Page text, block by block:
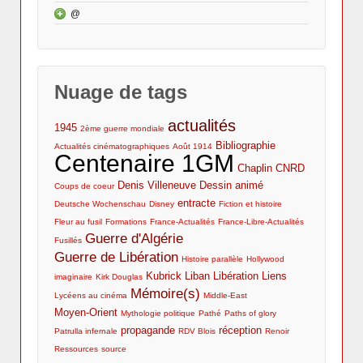
Cinéma et 1GM : bibliographie
@
Nuage de tags
1945 2ème guerre mondiale actualités
Actualités cinématographiques Août 1914 Bibliographie
Centenaire 1GM Chaplin CNRD
Coups de coeur Denis Villeneuve Dessin animé
Deutsche Wochenschau Disney entracte Fiction et histoire
Fleur au fusil Formations France-Actualités France-Libre-Actualités
Fusillés Guerre d'Algérie
Guerre de Libération Histoire parallèle Hollywood
imaginaire Kirk Douglas Kubrick Liban Libération Liens
Lycéens au cinéma Mémoire(s) Middle-East
Moyen-Orient Mythologie politique Pathé Paths of glory
Patrulla infernale propagande RDV Blois réception Renoir
Ressources source